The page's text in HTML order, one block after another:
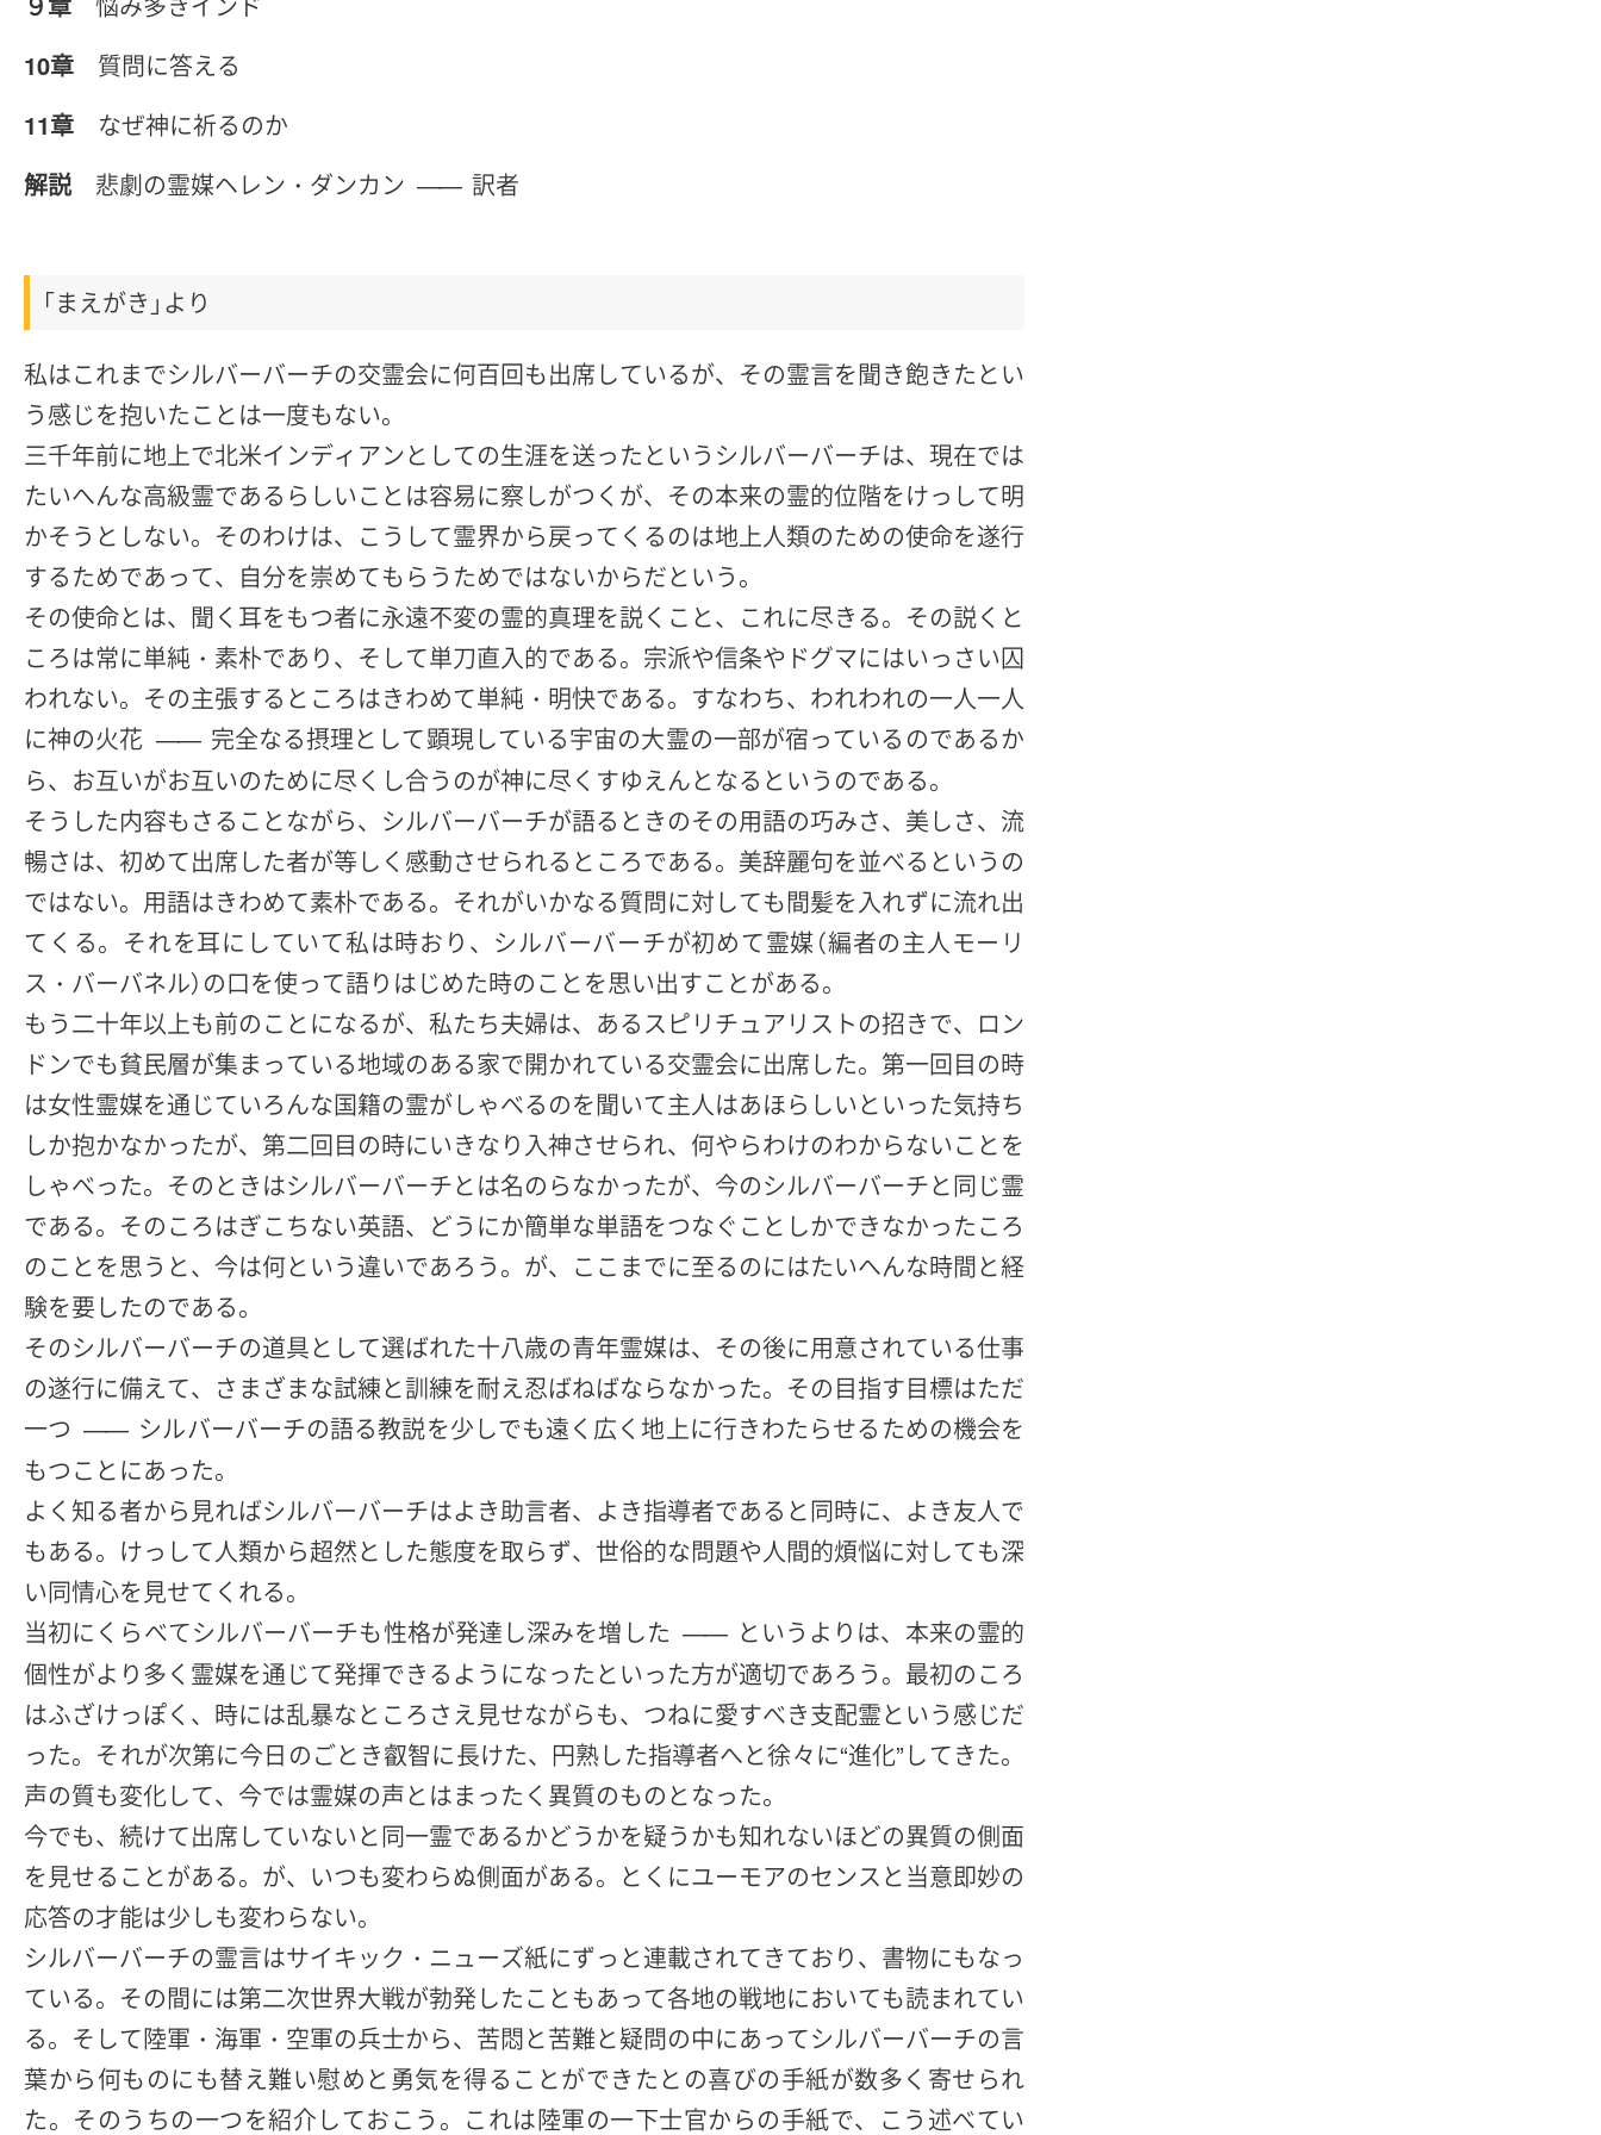
10章
質問に答える
11章
なぜ神に祈るのか
解説
悲劇の霊媒ヘレン・ダンカン ―― 訳者
「まえがき」より
私はこれまでシルバーバーチの交霊会に何百回も出席しているが、その霊言を聞き飽きたとい
う感じを抱いたことは一度もない。
三千年前に地上で北米インディアンとしての生涯を送ったというシルバーバーチは、現在では
たいへんな高級霊であるらしいことは容易に察しがつくが、その本来の霊的位階をけっして明
かそうとしない。そのわけは、こうして霊界から戻ってくるのは地上人類のための使命を遂行
するためであって、自分を崇めてもらうためではないからだという。
その使命とは、聞く耳をもつ者に永遠不変の霊的真理を説くこと、これに尽きる。その説くと
ころは常に単純・素朴であり、そして単刀直入的である。宗派や信条やドグマにはいっさい囚
われない。その主張するところはきわめて単純・明快である。すなわち、われわれの一人一人
に神の火花 ―― 完全なる摂理として顕現している宇宙の大霊の一部が宿っているのであるか
ら、お互いがお互いのために尽くし合うのが神に尽くすゆえんとなるというのである。
そうした内容もさることながら、シルバーバーチが語るときのその用語の巧みさ、美しさ、流
暢さは、初めて出席した者が等しく感動させられるところである。美辞麗句を並べるというの
ではない。用語はきわめて素朴である。それがいかなる質問に対しても間髪を入れずに流れ出
てくる。それを耳にしていて私は時おり、シルバーバーチが初めて霊媒（編者の主人モーリ
ス・バーバネル）の口を使って語りはじめた時のことを思い出すことがある。
もう二十年以上も前のことになるが、私たち夫婦は、あるスピリチュアリストの招きで、ロン
ドンでも貧民層が集まっている地域のある家で開かれている交霊会に出席した。第一回目の時
は女性霊媒を通じていろんな国籍の霊がしゃべるのを聞いて主人はあほらしいといった気持ち
しか抱かなかったが、第二回目の時にいきなり入神させられ、何やらわけのわからないことを
しゃべった。そのときはシルバーバーチとは名のらなかったが、今のシルバーバーチと同じ霊
である。そのころはぎこちない英語、どうにか簡単な単語をつなぐことしかできなかったころ
のことを思うと、今は何という違いであろう。が、ここまでに至るのにはたいへんな時間と経
験を要したのである。
そのシルバーバーチの道具として選ばれた十八歳の青年霊媒は、その後に用意されている仕事
の遂行に備えて、さまざまな試練と訓練を耐え忍ばねばならなかった。その目指す目標はただ
一つ ―― シルバーバーチの語る教説を少しでも遠く広く地上に行きわたらせるための機会を
もつことにあった。
よく知る者から見ればシルバーバーチはよき助言者、よき指導者であると同時に、よき友人で
もある。けっして人類から超然とした態度を取らず、世俗的な問題や人間的煩悩に対しても深
い同情心を見せてくれる。
当初にくらべてシルバーバーチも性格が発達し深みを増した ――
というよりは、本来の霊的
個性がより多く霊媒を通じて発揮できるようになったといった方が適切であろう。最初のころ
はふざけっぽく、時には乱暴なところさえ見せながらも、つねに愛すべき支配霊という感じだ
った。それが次第に今日のごとき叡智に長けた、円熟した指導者へと徐々に“進化”してきた。
声の質も変化して、今では霊媒の声とはまったく異質のものとなった。
今でも、続けて出席していないと同一霊であるかどうかを疑うかも知れないほどの異質の側面
を見せることがある。が、いつも変わらぬ側面がある。とくにユーモアのセンスと当意即妙の
応答の才能は少しも変わらない。
シルバーバーチの霊言はサイキック・ニューズ紙にずっと連載されてきており、書物にもなっ
ている。その間には第二次世界大戦が勃発したこともあって各地の戦地においても読まれてい
る。そして陸軍・海軍・空軍の兵士から、苦悶と苦難と疑問の中にあってシルバーバーチの言
葉から何ものにも替え難い慰めと勇気を得ることができたとの喜びの手紙が数多く寄せられ
た。そのうちの一つを紹介しておこう。これは陸軍の一下士官からの手紙で、こう述べてい